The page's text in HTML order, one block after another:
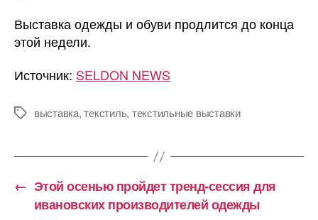
Выставка одежды и обуви продлится до конца
этой недели.
Источник: SELDON NEWS
Меткивыставка,текстиль, текстильные выставки
← Этой осенью пройдет тренд-сессия для
ивановских производителей одежды